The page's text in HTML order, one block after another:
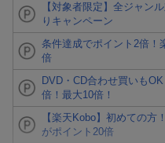
【対象者限定】全ジャン
りキャンペーン
条件達成でポイント2倍！
倍
DVD・CD合わせ買いも
倍！最大10倍！
【楽天Kobo】初めての方
がポイント20倍